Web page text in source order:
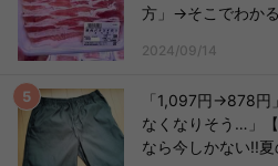
方」→そこでわかる
2024/09/14
「1,097円→878円
なくなりそう…」
なら今しかない!!